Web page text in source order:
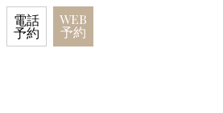
電話
予約
WEB
予約